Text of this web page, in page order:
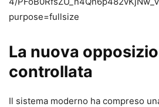
La nuova
controllata
Il sistema moderno ha compreso